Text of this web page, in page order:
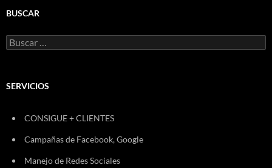
BUSCAR
Buscar:
SERVICIOS
CONSIGUE + CLIENTES
Campañas de Facebook, Google
Manejo de Redes Sociales